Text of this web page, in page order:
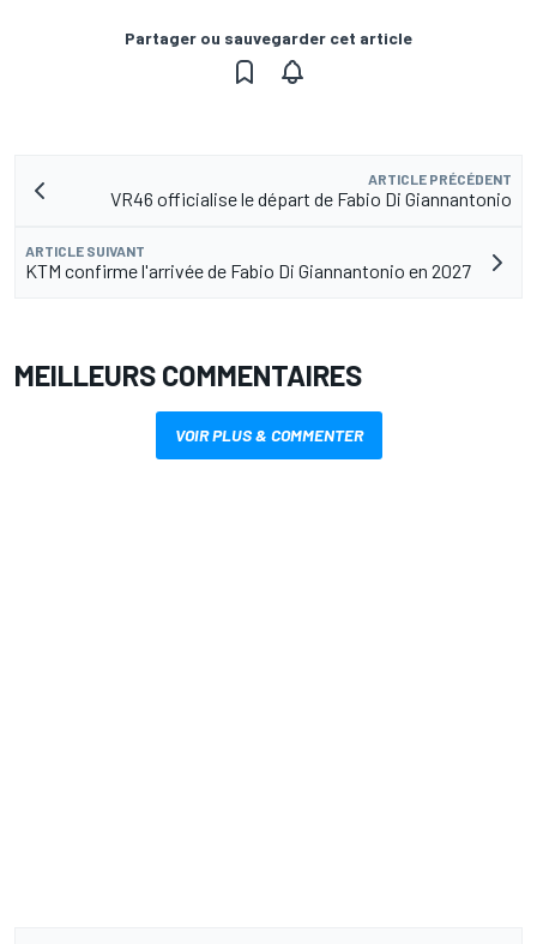
Partager ou sauvegarder cet article
ARTICLE PRÉCÉDENT
VR46 officialise le départ de Fabio Di Giannantonio
ARTICLE SUIVANT
KTM confirme l'arrivée de Fabio Di Giannantonio en 2027
MEILLEURS COMMENTAIRES
VOIR PLUS & COMMENTER